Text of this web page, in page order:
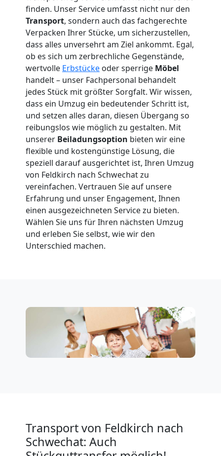
finden. Unser Service umfasst nicht nur den
Transport, sondern auch das fachgerechte
Verpacken Ihrer Stücke, um sicherzustellen,
dass alles unversehrt am Ziel ankommt. Egal,
ob es sich um zerbrechliche Gegenstände,
wertvolle Erbstücke oder sperrige Möbel
handelt – unser Fachpersonal behandelt
jedes Stück mit größter Sorgfalt. Wir wissen,
dass ein Umzug ein bedeutender Schritt ist,
und setzen alles daran, diesen Übergang so
reibungslos wie möglich zu gestalten. Mit
unserer Beiladungsoption bieten wir eine
flexible und kostengünstige Lösung, die
speziell darauf ausgerichtet ist, Ihren Umzug
von Feldkirch nach Schwechat zu
vereinfachen. Vertrauen Sie auf unsere
Erfahrung und unser Engagement, Ihnen
einen ausgezeichneten Service zu bieten.
Wählen Sie uns für Ihren nächsten Umzug
und erleben Sie selbst, wie wir den
Unterschied machen.
Transport von Feldkirch nach
Schwechat: Auch
Tresortransport
Feldkirch
Umzug
für
Senioren
Feldkirch
Firmenumzug
Feldkirch
Expressumzug